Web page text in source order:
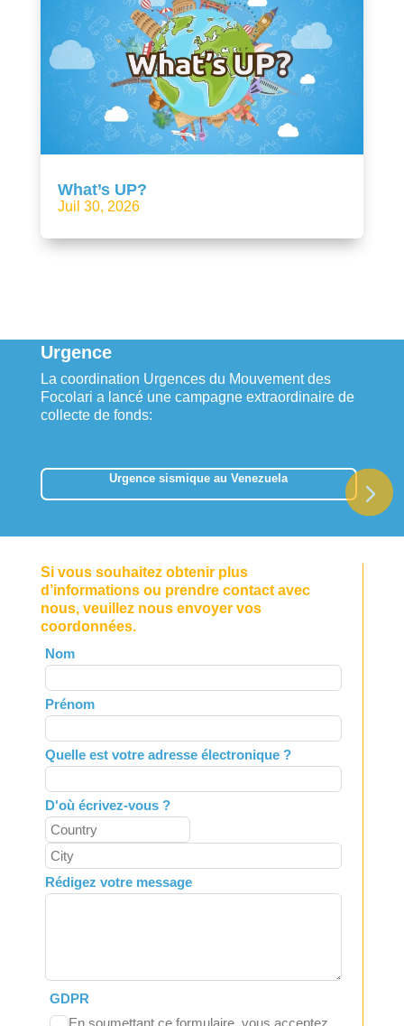
What’s UP?
Juil 30, 2026
Urgence
La coordination Urgences du Mouvement des
Focolari a lancé une campagne extraordinaire de
collecte de fonds:
Urgence sismique au Venezuela
Si vous souhaitez obtenir plus
d’informations ou prendre contact avec
nous, veuillez nous envoyer vos
coordonnées.
Leave
this
field
blank
Nom
Prénom
Quelle est votre adresse électronique ?
D'où écrivez-vous ?
Rédigez votre message
GDPR
En soumettant ce formulaire, vous acceptez